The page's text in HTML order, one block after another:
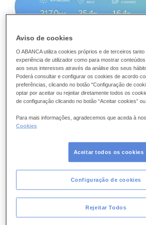
Alta resolução
Os principais fatores que explicam esta
bom comportamento da margem
aumento da prestação de serviços
destacar o aumento das vendas de
contribuição dos serviços de cobrança
O banco terminou o ano numa posição
bancárias mais saudáveis do sistema
Aviso de cookies
O ABANCA utiliza cookies próprios e de terceiros
experiência de utilizador como para mostrar
aos seus interesses através da análise dos seus
Poderá consultar e configurar os cookies de acordo
preferências, clicando no botão "Configuração de
optar por aceitar ou rejeitar diretamente todos os
de configuração clicando no botão “Aceitar cookies” ou
Para mais informações, agradecemos que aceda à
Cookies
Rejeitar Todos
Configuração de cookies
Aceitar todos os cookies